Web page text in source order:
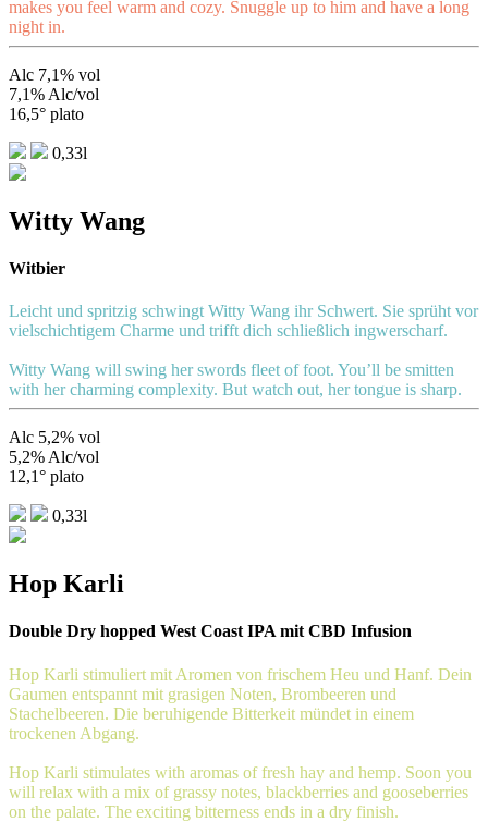
makes you feel warm and cozy. Snuggle up to him and have a long
night in.
Alc 7,1% vol
7,1% Alc/vol
16,5° plato
0,33l
Witty Wang
Witbier
Leicht und spritzig schwingt Witty Wang ihr Schwert. Sie sprüht vor
vielschichtigem Charme und trifft dich schließlich ingwerscharf.
Witty Wang will swing her swords fleet of foot. You’ll be smitten
with her charming complexity. But watch out, her tongue is sharp.
Alc 5,2% vol
5,2% Alc/vol
12,1° plato
0,33l
Hop Karli
Double Dry hopped West Coast IPA mit CBD Infusion
Hop Karli stimuliert mit Aromen von frischem Heu und Hanf. Dein
Gaumen entspannt mit grasigen Noten, Brombeeren und
Stachelbeeren. Die beruhigende Bitterkeit mündet in einem
trockenen Abgang.
Hop Karli stimulates with aromas of fresh hay and hemp. Soon you
will relax with a mix of grassy notes, blackberries and gooseberries
on the palate. The exciting bitterness ends in a dry finish.